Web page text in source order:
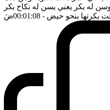
له بكر يعني يسن له نكاح بكر
بكرتها بنحو حيض - 00:01:08 ضَ